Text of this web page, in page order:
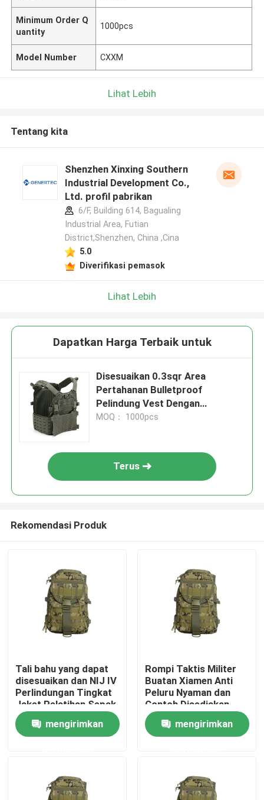
Rumah
Minimum Order Q
uantity
1000pcs
Model Number CXXM
Lihat Lebih
Tentang kita
Shenzhen Xinxing Southern
Industrial Development Co.,
Ltd. profil pabrikan
6/F, Building 614, Bagualing
Industrial Area, Futian
District,Shenzhen, China ,Cina
5.0
Diverifikasi pemasok
Lihat Lebih
Dapatkan Harga Terbaik untuk
Disesuaikan 0.3sqr Area
Pertahanan Bulletproof
Pelindung Vest Dengan
Dukungan OEM
MOQ： 1000pcs
Terus
Rekomendasi Produk
Tali bahu yang dapat
disesuaikan dan NIJ IV
Perlindungan Tingkat
Jaket Pelatihan Sepak
Bola untuk Kinerja
Ultimatemengirimkan
Rompi Taktis Militer
Buatan Xiamen Anti
Peluru Nyaman dan
Contoh Disediakan
mengirimkan